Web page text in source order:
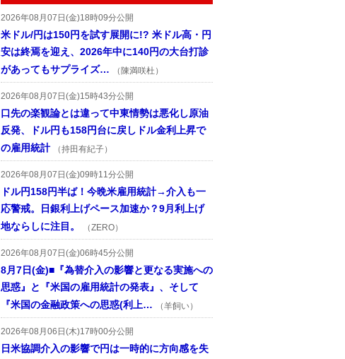
2026年08月07日(金)18時09分公開
米ドル/円は150円を試す展開に!? 米ドル高・円
安は終焉を迎え、2026年中に140円の大台打診
があってもサプライズ…
（陳満咲杜）
2026年08月07日(金)15時43分公開
口先の楽観論とは違って中東情勢は悪化し原油
反発、ドル円も158円台に戻しドル金利上昇で
の雇用統計
（持田有紀子）
2026年08月07日(金)09時11分公開
ドル円158円半ば！今晩米雇用統計→介入も一
応警戒。日銀利上げペース加速か？9月利上げ
地ならしに注目。
（ZERO）
2026年08月07日(金)06時45分公開
8月7日(金)■『為替介入の影響と更なる実施への
思惑』と『米国の雇用統計の発表』、そして
『米国の金融政策への思惑(利上…
（羊飼い）
2026年08月06日(木)17時00分公開
日米協調介入の影響で円は一時的に方向感を失